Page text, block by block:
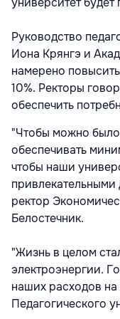
Руководство
Иона Крянгэ и
намерено
10%. Ректоры
обеспечить
"Чтобы можно
обеспечивать
чтобы наши
привлекательными
ректор
Белостечник.
"Жизнь в целом
электроэнергии.
наших расходов
Педагогического